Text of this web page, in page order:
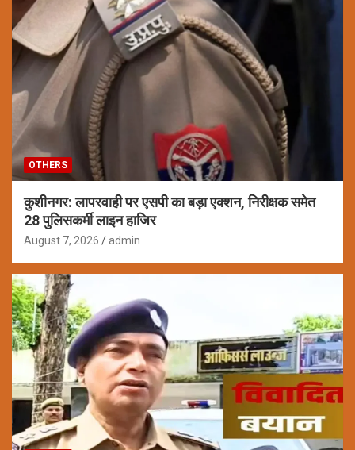
OTHERS
कुशीनगर: लापरवाही पर एसपी का बड़ा एक्शन, निरीक्षक समेत
28 पुलिसकर्मी लाइन हाजिर
August 7, 2026 admin